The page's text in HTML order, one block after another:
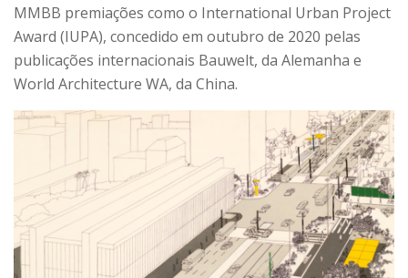
MMBB premiações como o International Urban Project
Award (IUPA), concedido em outubro de 2020 pelas
publicações internacionais Bauwelt, da Alemanha e
World Architecture WA, da China.